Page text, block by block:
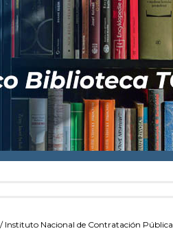
/ Instituto Nacional de Contratación Pública